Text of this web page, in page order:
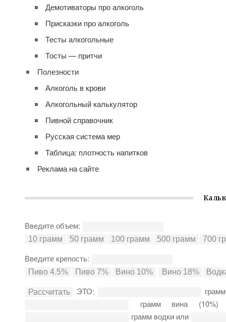
Демотиваторы про алкоголь
Присказки про алкоголь
Тесты алкогольные
Тосты — притчи
Полезности
Алкоголь в крови
Алкогольный калькулятор
Пивной справочник
Русская система мер
Таблица: плотность напитков
Реклама на сайте
Введите объем:
Введите крепость:
ЭТО:
грамм вина
грамм водки или